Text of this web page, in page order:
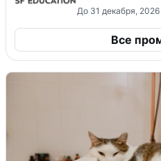
До 31 декабря, 2026
Все